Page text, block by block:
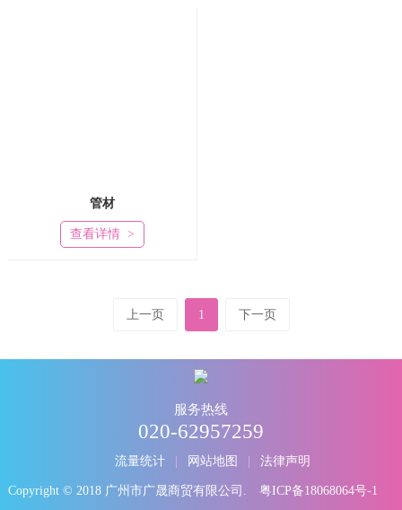
管材
查看详情 >
上一页 1 下一页
服务热线
020-62957259
流量统计 网站地图 法律声明
Copyright © 2018 广州市广晟商贸有限公司.
粤ICP备18068064号-1